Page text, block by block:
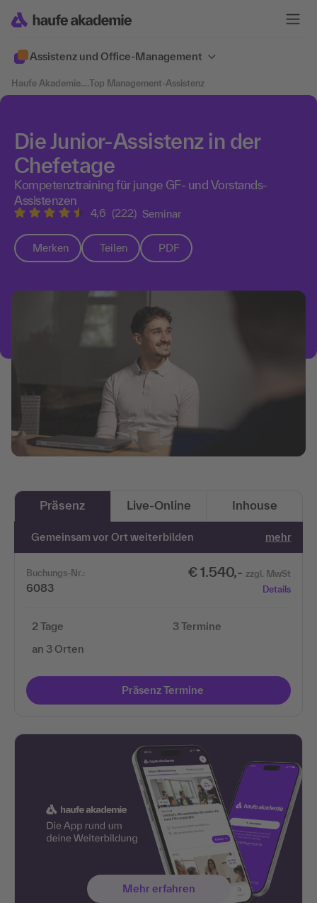
Assistenz und Office-Management
Haufe Akademie....Top Management-Assistenz
Die Junior-Assistenz in der
Chefetage
Kompetenztraining für junge GF- und Vorstands-
Assistenzen
4,6 (222) Seminar
Merken Teilen PDF
Präsenz Live-Online Inhouse
Gemeinsam vor Ort weiterbilden mehr
Buchungs-Nr.:
6083
€ 1.540,- zzgl. MwSt
Details
2 Tage
an 3 Orten
3 Termine
Präsenz Termine
Mehr erfahren